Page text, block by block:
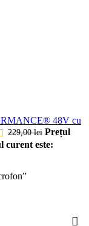
48V cu
229,00lei Prețul
curent este: